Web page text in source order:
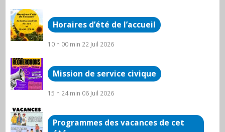
Horaires d’été de l’accueil
10 h 00 min 22 Juil 2026
Mission de service civique
15 h 24 min 06 Juil 2026
Programmes des vacances de cet